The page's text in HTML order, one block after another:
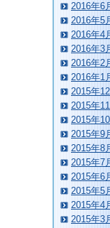
2016年6
2016年5
2016年4
2016年3
2016年2
2016年1
2015年
2015年
2015年
2015年9
2015年8
2015年7
2015年6
2015年5
2015年4
2015年3